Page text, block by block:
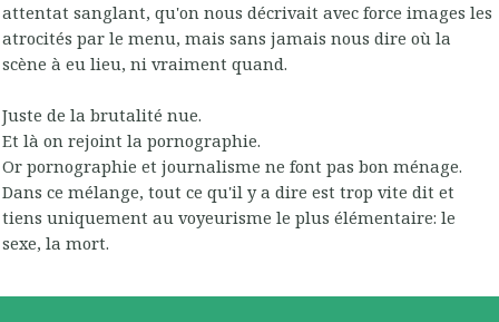
attentat sanglant, qu'on nous décrivait avec force images les
atrocités par le menu, mais sans jamais nous dire où la
scène à eu lieu, ni vraiment quand.
Juste de la brutalité nue.
Et là on rejoint la pornographie.
Or pornographie et journalisme ne font pas bon ménage.
Dans ce mélange, tout ce qu'il y a dire est trop vite dit et
tiens uniquement au voyeurisme le plus élémentaire: le
sexe, la mort.